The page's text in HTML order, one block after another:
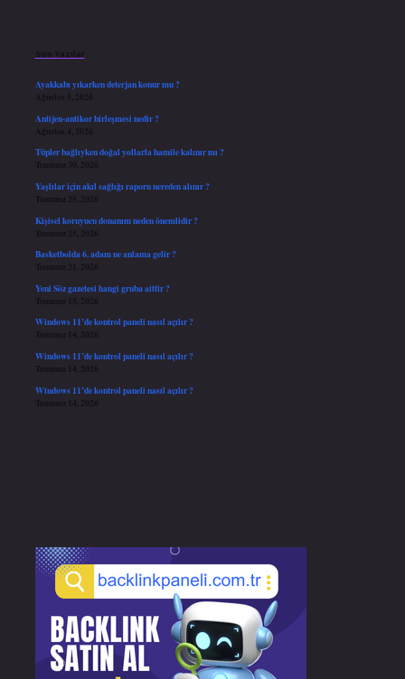
Son Yazılar
Ayakkabı yıkarken deterjan konur mu ?
Ağustos 5, 2026
Antijen-antikor birleşmesi nedir ?
Ağustos 4, 2026
Tüpler bağlıyken doğal yollarla hamile kalınır mı ?
Temmuz 30, 2026
Yaşlılar için akıl sağlığı raporu nereden alınır ?
Temmuz 25, 2026
Kişisel koruyucu donanım neden önemlidir ?
Temmuz 25, 2026
Basketbolda 6. adam ne anlama gelir ?
Temmuz 21, 2026
Yeni Söz gazetesi hangi gruba aittir ?
Temmuz 15, 2026
Windows 11’de kontrol paneli nasıl açılır ?
Temmuz 14, 2026
Windows 11’de kontrol paneli nasıl açılır ?
Temmuz 14, 2026
Windows 11’de kontrol paneli nasıl açılır ?
Temmuz 14, 2026